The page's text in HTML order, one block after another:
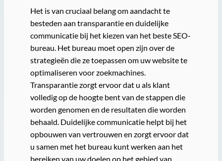
Het is van cruciaal belang om aandacht te
besteden aan transparantie en duidelijke
communicatie bij het kiezen van het beste SEO-
bureau. Het bureau moet open zijn over de
strategieën die ze toepassen om uw website te
optimaliseren voor zoekmachines.
Transparantie zorgt ervoor dat u als klant
volledig op de hoogte bent van de stappen die
worden genomen en de resultaten die worden
behaald. Duidelijke communicatie helpt bij het
opbouwen van vertrouwen en zorgt ervoor dat
u samen met het bureau kunt werken aan het
bereiken van uw doelen op het gebied van